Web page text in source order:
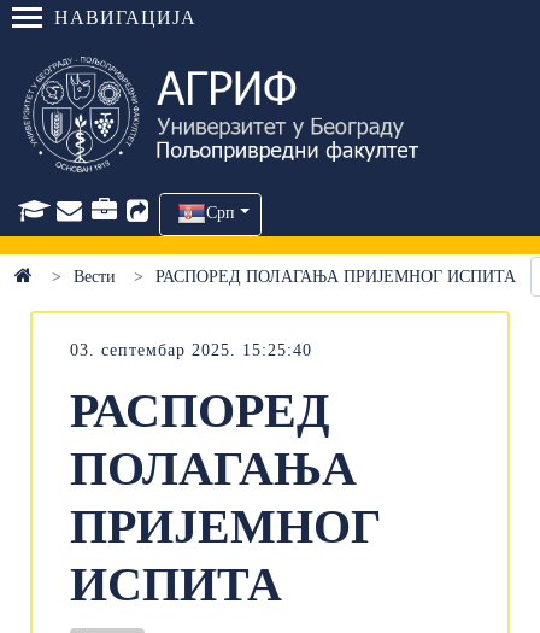
НАВИГАЦИЈА
Срп
Вести РАСПОРЕД ПОЛАГАЊА ПРИЈЕМНОГ ИСПИТА
03. септембар 2025. 15:25:40
РАСПОРЕД
ПОЛАГАЊА
ПРИЈЕМНОГ
ИСПИТА